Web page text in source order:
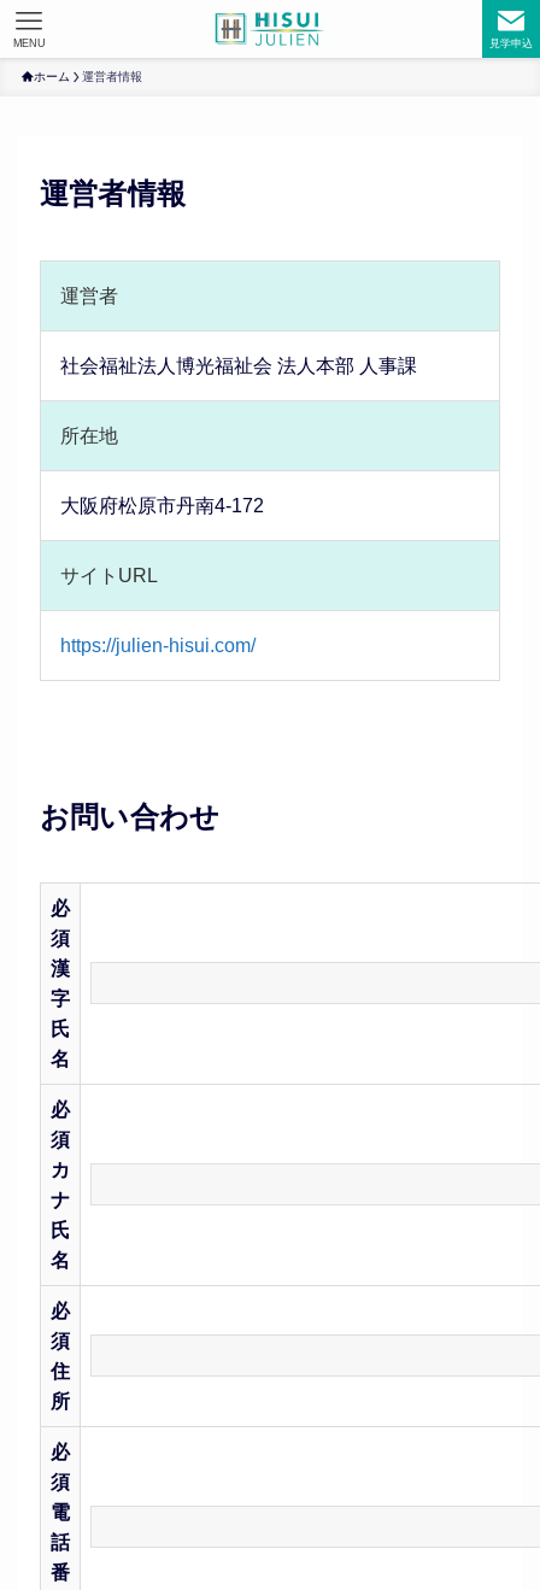
見学申込
MENU
ホーム 運営者情報
運営者情報
運営者
社会福祉法人博光福祉会 法人本部 人事課
所在地
大阪府松原市丹南4-172
サイトURL
https://julien-hisui.com/
お問い合わせ
必
須
漢
字
氏
名
必
須
カ
ナ
氏
名
必
須
住
所
必
須
電
話
番